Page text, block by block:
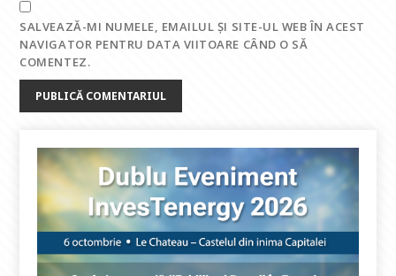
SALVEAZĂ-MI NUMELE, EMAILUL ȘI SITE-UL WEB ÎN ACEST
NAVIGATOR PENTRU DATA VIITOARE CÂND O SĂ
COMENTEZ.